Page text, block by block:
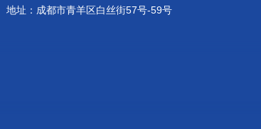
地址：成都市青羊区白丝街57号-59号